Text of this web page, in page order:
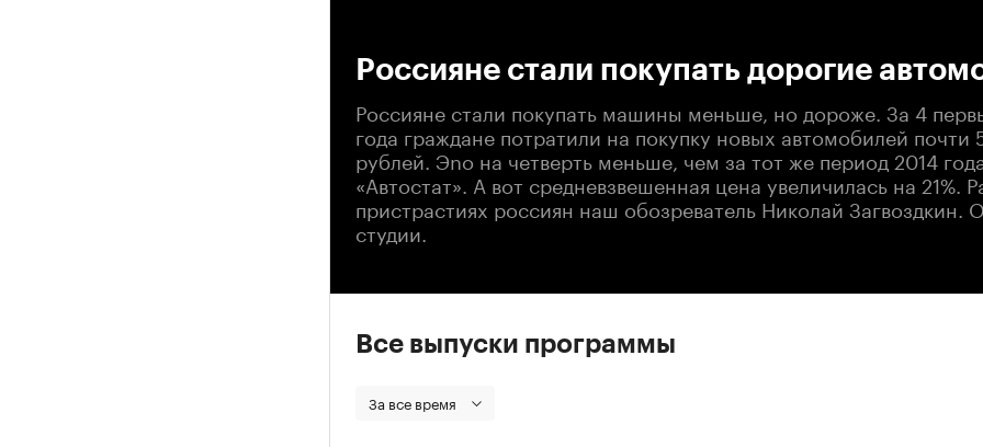
Россияне стали покупать дорогие
Россияне стали покупать машины меньше, но дороже. За 4
года граждане потратили на покупку новых автомобилей почти
рублей. Эnо на четверть меньше, чем за тот же период 2014
«Автостат». А вот средневзвешенная цена увеличилась на 21%.
пристрастиях россиян наш обозреватель Николай Загвоздкин.
студии.
Все выпуски программы
За все время